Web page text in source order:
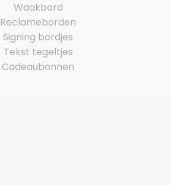
Waakbord
Reclameborden
Signing bordjes
Tekst tegeltjes
Cadeaubonnen